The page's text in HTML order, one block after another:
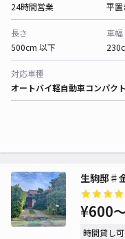
24時間営業
平置
長さ
500cm 以下
車幅
対応車種
オートバイ軽自動車コンパク
生駒邸♯
¥600
時間貸し可